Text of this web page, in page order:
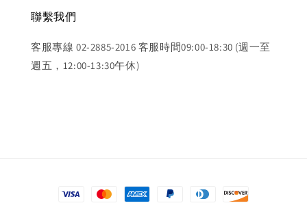
聯繫我們
客服專線 02-2885-2016 客服時間09:00-18:30 (週一至
週五，12:00-13:30午休)